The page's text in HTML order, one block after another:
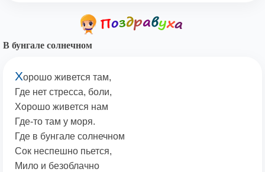
В бунгале солнечном
Хорошо живется там,
Где нет стресса, боли,
Хорошо живется нам
Где-то там у моря.
Где в бунгале солнечном
Сок неспешно пьется,
Мило и безоблачно